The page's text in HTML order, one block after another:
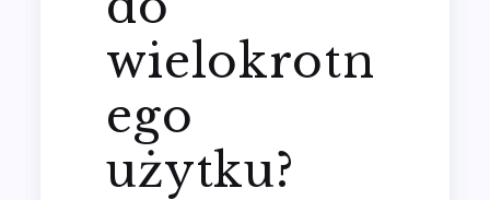
wielokrotn
ego
użytku?